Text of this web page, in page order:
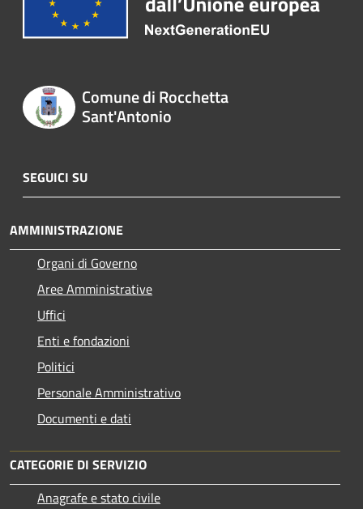
Comune di Rocchetta
Sant'Antonio
SEGUICI SU
AMMINISTRAZIONE
Organi di Governo
Aree Amministrative
Uffici
Enti e fondazioni
Politici
Personale Amministrativo
Documenti e dati
CATEGORIE DI SERVIZIO
Anagrafe e stato civile